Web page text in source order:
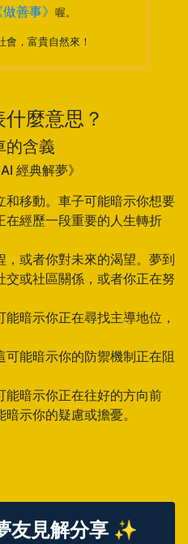
做善事》 喔。
會，富貴自然來！
麼意思？
的含義
經典解夢》
移動。車子可能暗示你想要
在經歷一段重要的人生轉折
或者你對未來的渴望。夢到
或社區關係，或者你正在努
暗示你正在尋找主導地位，
能暗示你的防禦機制正在阻
能暗示你正在往好的方向前
示你的疑慮或擔憂。
友見解分享 ✨